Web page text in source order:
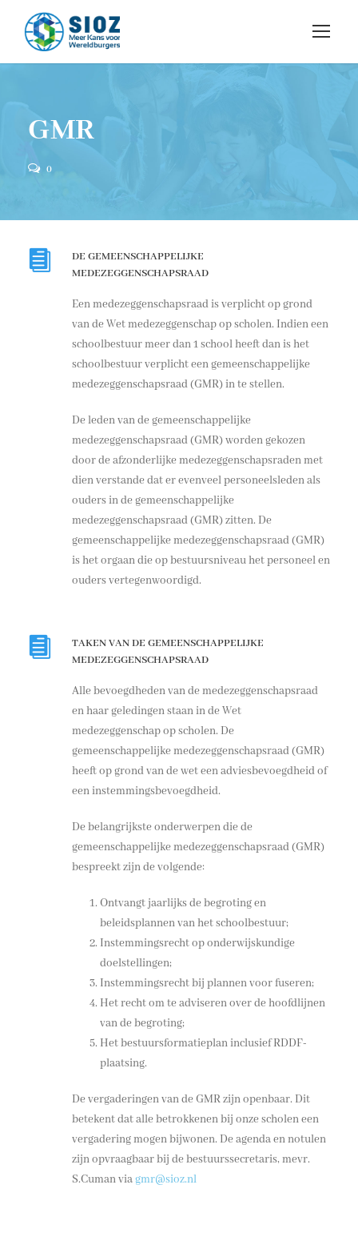
GMR
0
DE GEMEENSCHAPPELIJKE
MEDEZEGGENSCHAPSRAAD
Een medezeggenschapsraad is verplicht op grond
van de Wet medezeggenschap op scholen. Indien een
schoolbestuur meer dan 1 school heeft dan is het
schoolbestuur verplicht een gemeenschappelijke
medezeggenschapsraad (GMR) in te stellen.
De leden van de gemeenschappelijke
medezeggenschapsraad (GMR) worden gekozen
door de afzonderlijke medezeggenschapsraden met
dien verstande dat er evenveel personeelsleden als
ouders in de gemeenschappelijke
medezeggenschapsraad (GMR) zitten. De
gemeenschappelijke medezeggenschapsraad (GMR)
is het orgaan die op bestuursniveau het personeel en
ouders vertegenwoordigd.
TAKEN VAN DE GEMEENSCHAPPELIJKE
MEDEZEGGENSCHAPSRAAD
Alle bevoegdheden van de medezeggenschapsraad
en haar geledingen staan in de Wet
medezeggenschap op scholen. De
gemeenschappelijke medezeggenschapsraad (GMR)
heeft op grond van de wet een adviesbevoegdheid of
een instemmingsbevoegdheid.
De belangrijkste onderwerpen die de
gemeenschappelijke medezeggenschapsraad (GMR)
bespreekt zijn de volgende:
Ontvangt jaarlijks de begroting en
beleidsplannen van het schoolbestuur;
Instemmingsrecht op onderwijskundige
doelstellingen;
Instemmingsrecht bij plannen voor fuseren;
Het recht om te adviseren over de hoofdlijnen
van de begroting;
Het bestuursformatieplan inclusief RDDF-
plaatsing.
De vergaderingen van de GMR zijn openbaar. Dit
betekent dat alle betrokkenen bij onze scholen een
vergadering mogen bijwonen. De agenda en notulen
zijn opvraagbaar bij de bestuurssecretaris, mevr.
S.Cuman viagmr@sioz.nl